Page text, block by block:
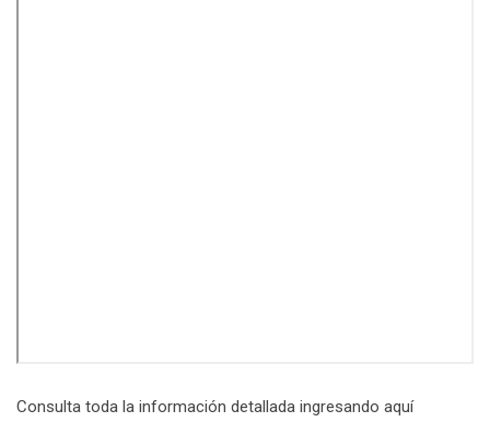
Consulta toda la información detallada ingresando aquí